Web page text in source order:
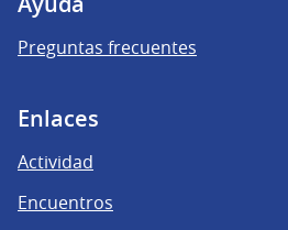
Preguntas frecuentes
Enlaces
Actividad
Encuentros